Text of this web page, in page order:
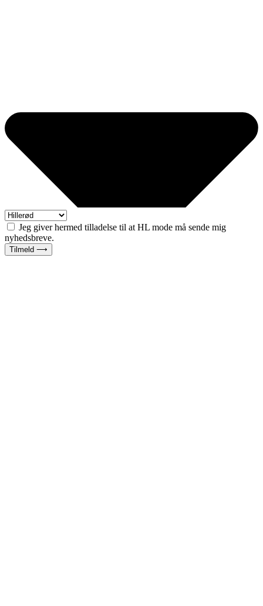
Jeg giver hermed tilladelse til at HL mode må sende mig
nyhedsbreve.
Tilmeld ⟶